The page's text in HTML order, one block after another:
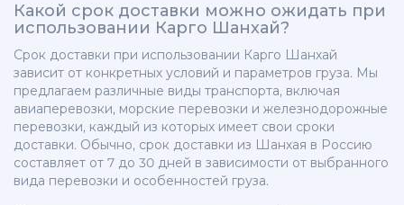
Какой срок доставки можно ожидать при
использовании Карго Шанхай?
Срок доставки при использовании Карго Шанхай
зависит от конкретных условий и параметров груза. Мы
предлагаем различные виды транспорта, включая
авиаперевозки, морские перевозки и железнодорожные
перевозки, каждый из которых имеет свои сроки
доставки. Обычно, срок доставки из Шанхая в Россию
составляет от 7 до 30 дней в зависимости от выбранного
вида перевозки и особенностей груза.